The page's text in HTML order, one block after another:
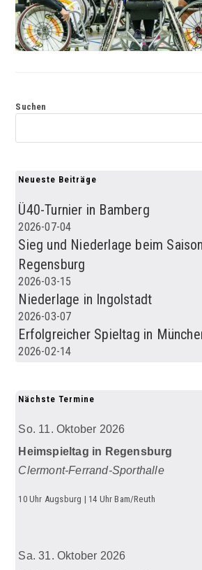
Suchen
Neueste Beiträge
Ü40-Turnier in Bamberg
2026-07-04
Sieg und Niederlage beim
Regensburg
2026-03-15
Niederlage in Ingolstadt
2026-03-07
Erfolgreicher Spieltag in
2026-02-14
Nächste Termine
So. 11. Oktober 2026
Heimspieltag in Regensburg
Clermont-Ferrand-Sporthalle
10 Uhr Augsburg | 14 Uhr Bam/Reuth
Sa. 31. Oktober 2026